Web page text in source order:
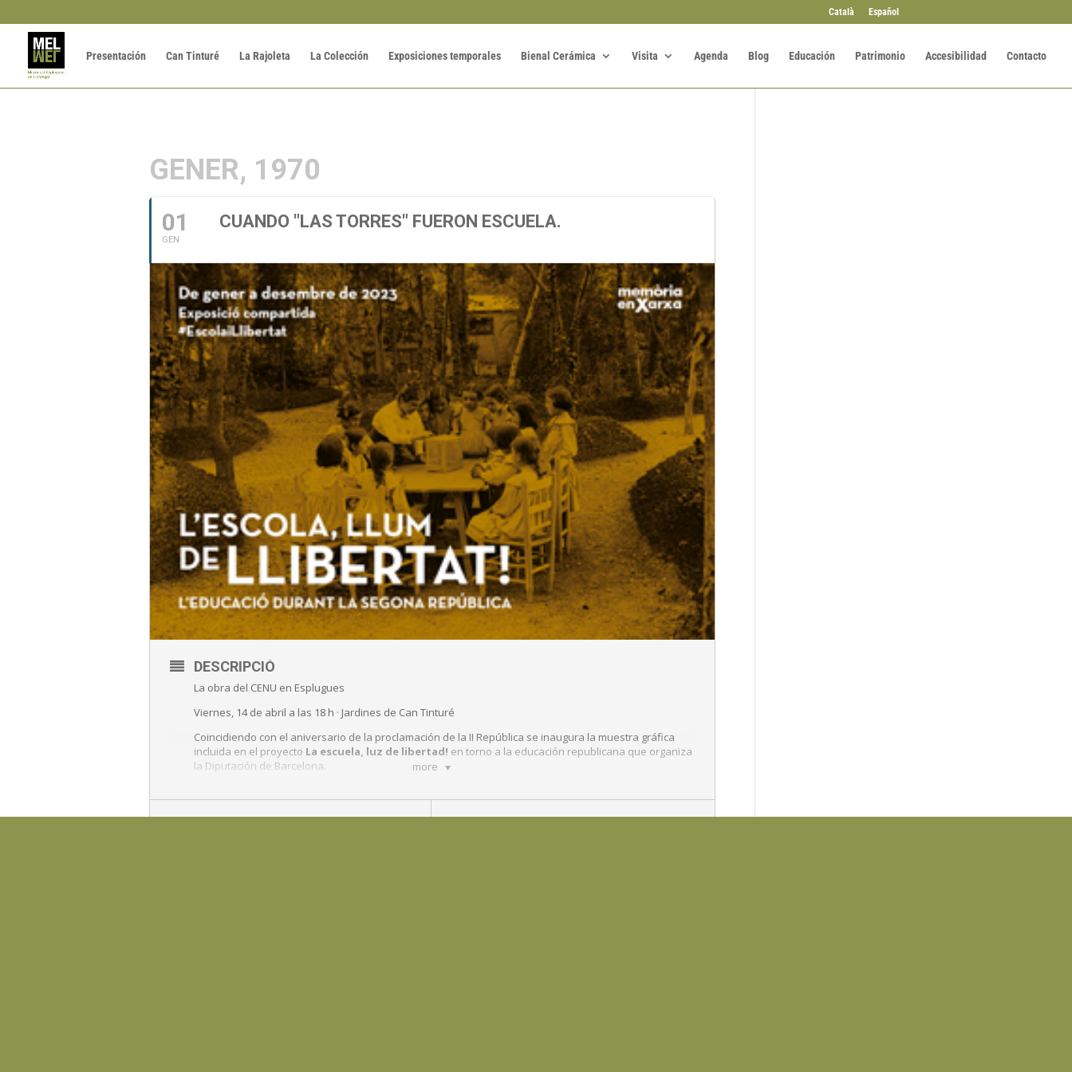
Català Español
Presentación Can Tinturé La Rajoleta La Colección Exposiciones temporales Bienal Cerámica Visita Agenda Blog Educación Patrimonio Accesibilidad Contacto
GENER, 1970
01
GEN
CUANDO "LAS TORRES" FUERON ESCUELA.
more
DESCRIPCIÓ
La obra del CENU en Esplugues
Viernes, 14 de abril a las 18 h · Jardines de Can Tinturé
Coincidiendo con el aniversario de la proclamación de la II República se inaugura la muestra gráfica
incluida en el proyecto La escuela, luz de libertad! en torno a la educación republicana que organiza
la Diputación de Barcelona.
Torres en escuela pública durante los años de la Guerra Civil como intento de implementar los
principios de la renovación pedagógica en la ciudad.